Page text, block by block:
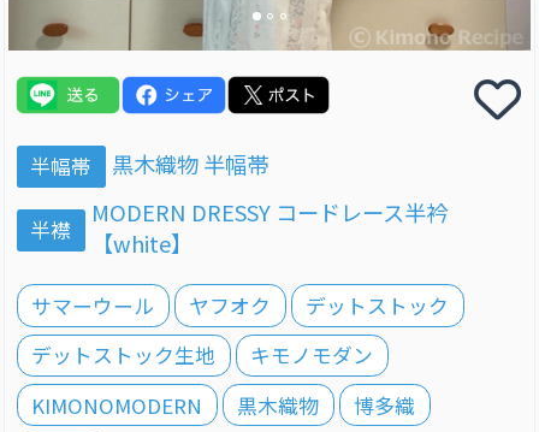
半幅帯 黒木織物 半幅帯
半襟
MODERN DRESSY コードレース半衿
【white】
サマーウール ヤフオク
デットストック
デットストック生地
キモノモダン
KIMONOMODERN
黒木織物
博多織